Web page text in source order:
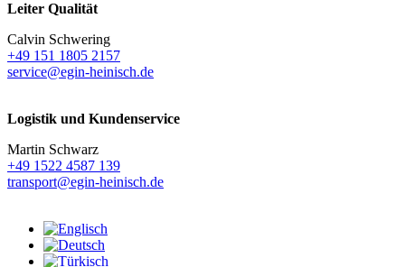
Leiter Qualität
Calvin Schwering
+49 151 1805 2157
service@egin-heinisch.de
Logistik und Kundenservice
Martin Schwarz
+49 1522 4587 139
transport@egin-heinisch.de